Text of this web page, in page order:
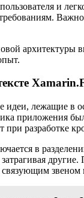
и
архитектуры
идеи, лежащие в
приложения
при разработке
в
связующим